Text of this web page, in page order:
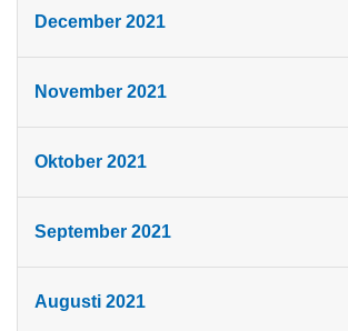
December 2021
November 2021
Oktober 2021
September 2021
Augusti 2021